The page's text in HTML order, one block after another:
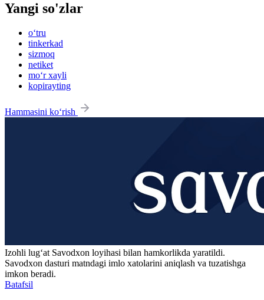
Yangi so'zlar
o‘tru
tinkerkad
sizmoq
netiket
mo‘r xayli
kopirayting
Hammasini ko‘rish
Izohli lugʻat Savodxon loyihasi bilan hamkorlikda yaratildi.
Savodxon dasturi matndagi imlo xatolarini aniqlash va tuzatishga
imkon beradi.
Batafsil